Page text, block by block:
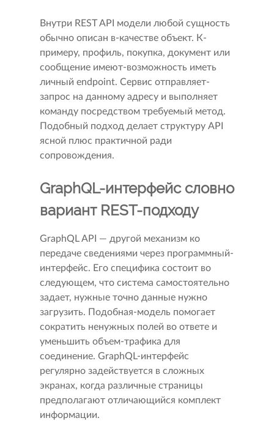
Внутри REST API модели любой сущность
обычно описан в-качестве объект. К-
примеру, профиль, покупка, документ или
сообщение имеют-возможность иметь
личный endpoint. Сервис отправляет-
запрос на данному адресу и выполняет
команду посредством требуемый метод.
Подобный подход делает структуру API
ясной плюс практичной ради
сопровождения.
GraphQL-интерфейс словно
вариант REST-подходу
GraphQL API — другой механизм ко
передаче сведениями через программный-
интерфейс. Его специфика состоит во
следующем, что система самостоятельно
задает, нужные точно данные нужно
загрузить. Подобная-модель помогает
сократить ненужных полей во ответе и
уменьшить объем-трафика для
соединение. GraphQL-интерфейс
регулярно задействуется в сложных
экранах, когда различные страницы
предполагают отличающийся комплект
информации.